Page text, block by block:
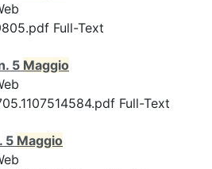
Full-Text
5 Maggio
Full-Text
5 Maggio